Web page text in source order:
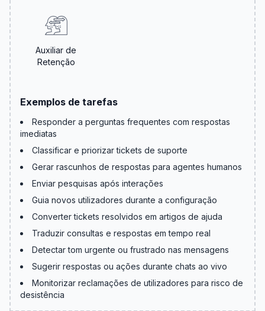
Auxiliar de
Retenção
Exemplos de tarefas
Responder a perguntas frequentes com respostas
imediatas
Classificar e priorizar tickets de suporte
Gerar rascunhos de respostas para agentes humanos
Enviar pesquisas após interações
Guia novos utilizadores durante a configuração
Converter tickets resolvidos em artigos de ajuda
Traduzir consultas e respostas em tempo real
Detectar tom urgente ou frustrado nas mensagens
Sugerir respostas ou ações durante chats ao vivo
Monitorizar reclamações de utilizadores para risco de
desistência